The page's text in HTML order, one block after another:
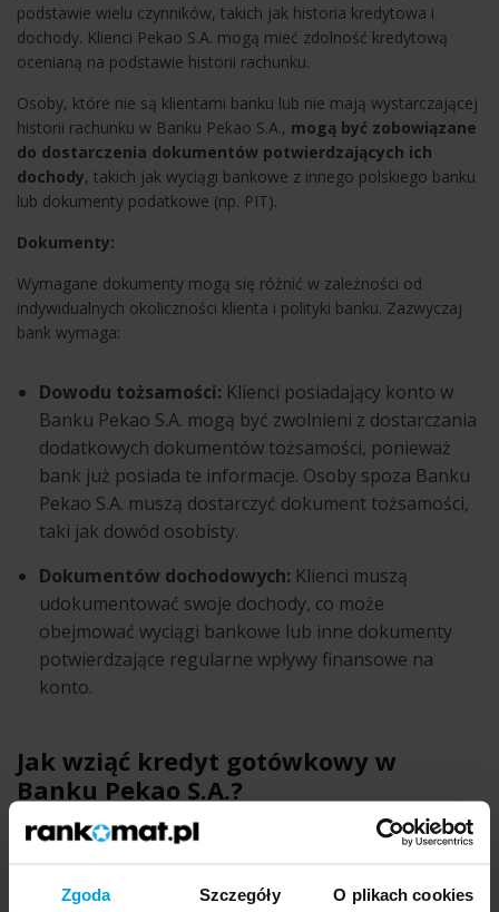
Zgoda Szczegóły O plikach cookies
podstawie wielu czynników, takich jak historia kredytowa i
dochody. Klienci Pekao S.A. mogą mieć zdolność kredytową
ocenianą na podstawie historii rachunku.
Osoby, które nie są klientami banku lub nie mają wystarczającej
historii rachunku w Banku Pekao S.A., mogą być zobowiązane
do dostarczenia dokumentów potwierdzających ich
dochody, takich jak wyciągi bankowe z innego polskiego banku
lub dokumenty podatkowe (np. PIT).
Dokumenty:
Wymagane dokumenty mogą się różnić w zależności od
indywidualnych okoliczności klienta i polityki banku. Zazwyczaj
bank wymaga:
Dowodu tożsamości: Klienci posiadający konto w
Banku Pekao S.A. mogą być zwolnieni z dostarczania
dodatkowych dokumentów tożsamości, ponieważ
bank już posiada te informacje. Osoby spoza Banku
Pekao S.A. muszą dostarczyć dokument tożsamości,
taki jak dowód osobisty.
Dokumentów dochodowych: Klienci muszą
udokumentować swoje dochody, co może
obejmować wyciągi bankowe lub inne dokumenty
potwierdzające regularne wpływy finansowe na
konto.
Jak wziąć kredyt gotówkowy w
Banku Pekao S.A.?
Kredyt gotówkowy można zaciągnąć w Banku Pekao S.A.